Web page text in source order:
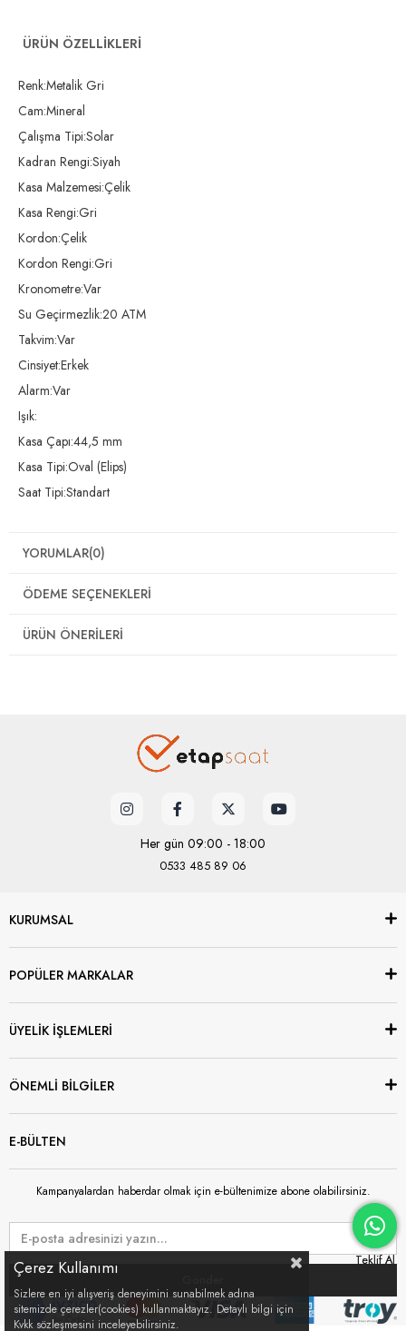
ÜRÜN ÖZELLIKLERI
Renk:Metalik Gri
Cam:Mineral
Çalışma Tipi:Solar
Kadran Rengi:Siyah
Kasa Malzemesi:Çelik
Kasa Rengi:Gri
Kordon:Çelik
Kordon Rengi:Gri
Kronometre:Var
Su Geçirmezlik:20 ATM
Takvim:Var
Cinsiyet:Erkek
Alarm:Var
Işık:
Kasa Çapı:44,5 mm
Kasa Tipi:Oval (Elips)
Saat Tipi:Standart
YORUMLAR(0)
ÖDEME SEÇENEKLERI
ÜRÜN ÖNERILERI
Her gün 09:00 - 18:00
0533 485 89 06
KURUMSAL
POPÜLER MARKALAR
ÜYELİK İŞLEMLERİ
ÖNEMLİ BİLGİLER
E-BÜLTEN
Kampanyalardan haberdar olmak için e-bültenimize abone olabilirsiniz.
Çerez Kullanımı
Sizlere en iyi alışveriş deneyimini sunabilmek adına
sitemizde çerezler(cookies) kullanmaktayız. Detaylı bilgi için
Kvkk sözleşmesini inceleyebilirsiniz.